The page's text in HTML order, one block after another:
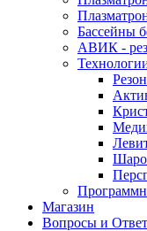
Бассейны
АВИК -
Магазин
Вопросы и